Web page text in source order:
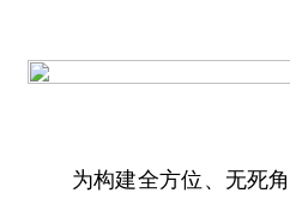
为构建全方位、无死